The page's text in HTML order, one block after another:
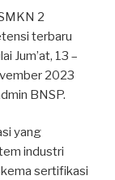
2
terbaru
Jum’at, 13 –
2023
BNSP.
yang
industri
sertifikasi